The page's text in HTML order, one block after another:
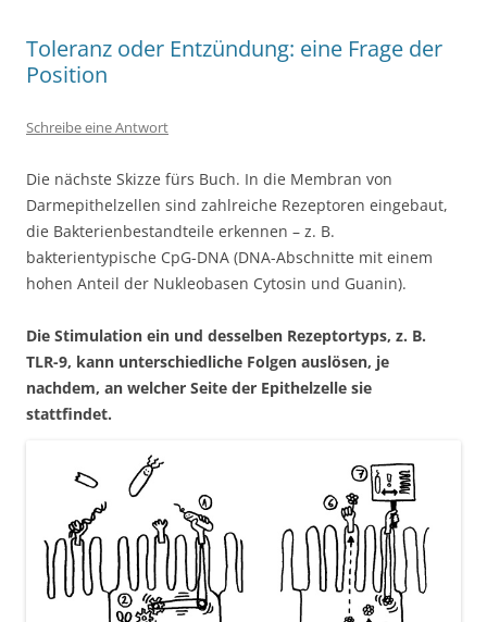
Toleranz oder Entzündung: eine Frage der
Position
Schreibe eine Antwort
Die nächste Skizze fürs Buch. In die Membran von
Darmepithelzellen sind zahlreiche Rezeptoren eingebaut,
die Bakterienbestandteile erkennen – z. B.
bakterientypische CpG-DNA (DNA-Abschnitte mit einem
hohen Anteil der Nukleobasen Cytosin und Guanin).
Die Stimulation ein und desselben Rezeptortyps, z. B.
TLR-9, kann unterschiedliche Folgen auslösen, je
nachdem, an welcher Seite der Epithelzelle sie
stattfindet.